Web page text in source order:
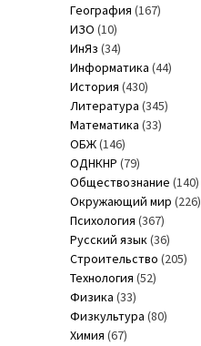
География (167)
ИЗО (10)
ИнЯз (34)
Информатика (44)
История (430)
Литература (345)
Математика (33)
ОБЖ(146)
ОДНКНР (79)
Обществознание (140)
Окружающий мир (226)
Психология (367)
Русский язык(36)
Строительство (205)
Технология (52)
Физика (33)
Физкультура (80)
Химия (67)